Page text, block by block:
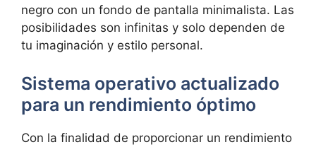
negro con un fondo de pantalla minimalista. Las
⁤posibilidades son infinitas y‌ solo dependen de
tu imaginación y estilo⁣ personal.
Sistema operativo actualizado
para un rendimiento óptimo
Con la finalidad de proporcionar​ un rendimiento